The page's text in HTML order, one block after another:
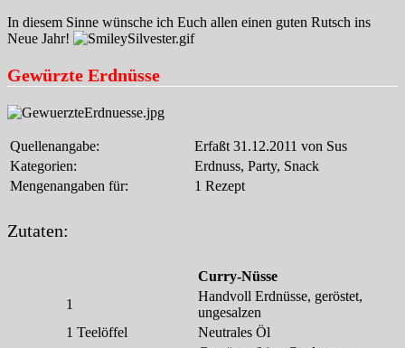
In diesem Sinne wünsche ich Euch allen einen guten Rutsch ins
Neue Jahr!
Gewürzte Erdnüsse
Quellenangabe:
Erfaßt 31.12.2011 von Sus
Kategorien:
Erdnuss, Party, Snack
Mengenangaben für:
1 Rezept
Zutaten:
Curry-Nüsse
1
Handvoll Erdnüsse, geröstet,
ungesalzen
1 Teelöffel Neutrales Öl